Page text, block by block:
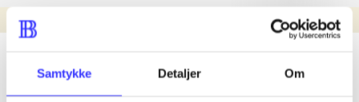
Samtykke Detaljer Om
Nyhed